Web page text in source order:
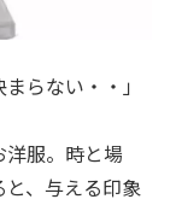
らない・・」
服。時と場
、与える印象